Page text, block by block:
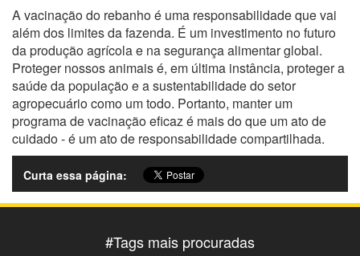
A vacinação do rebanho é uma responsabilidade que vai
além dos limites da fazenda. É um investimento no futuro
da produção agrícola e na segurança alimentar global.
Proteger nossos animais é, em última instância, proteger a
saúde da população e a sustentabilidade do setor
agropecuário como um todo. Portanto, manter um
programa de vacinação eficaz é mais do que um ato de
cuidado - é um ato de responsabilidade compartilhada.
Curta essa página:
#Tags mais procuradas